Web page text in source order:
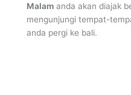
Malam anda akan diajak
mengunjungi tempat-
anda pergi ke bali.